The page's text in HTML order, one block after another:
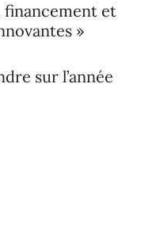
financement et
»
sur l’année